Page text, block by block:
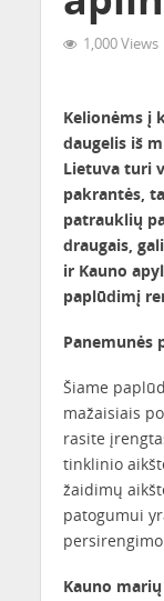
1,000 Views
Kelionėms į
daugelis iš
Lietuva turi
pakrantės,
patrauklių
draugais,
ir Kauno
paplūdimį
Panemunės
Šiame
mažaisiais
rasite
tinklinio
žaidimų
patogumui
Kauno